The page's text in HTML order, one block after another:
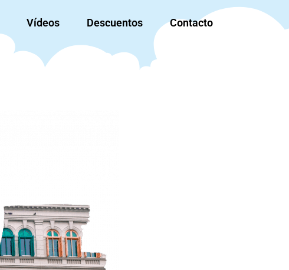
Vídeos Descuentos Contacto